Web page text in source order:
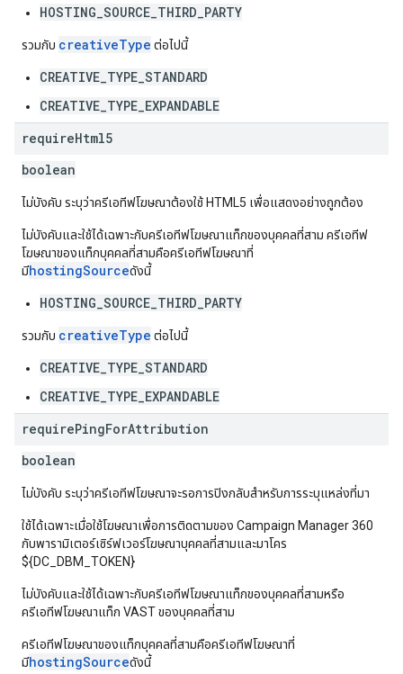
HOSTING_SOURCE_THIRD_PARTY
รวมกับ creativeType ต่อไปนี้
CREATIVE_TYPE_STANDARD
CREATIVE_TYPE_EXPANDABLE
requireHtml5
boolean
ไม่บังคับ ระบุว่าครีเอทีฟโฆษณาต้องใช้ HTML5 เพื่อแสดงอย่างถูกต้อง
ไม่บังคับและใช้ได้เฉพาะกับครีเอทีฟโฆษณาแท็กของบุคคลที่สาม ครีเอทีฟ
โฆษณาของแท็กบุคคลที่สามคือครีเอทีฟโฆษณาที่
มีhostingSourceดังนี้
HOSTING_SOURCE_THIRD_PARTY
รวมกับ creativeType ต่อไปนี้
CREATIVE_TYPE_STANDARD
CREATIVE_TYPE_EXPANDABLE
requirePingForAttribution
boolean
ไม่บังคับ ระบุว่าครีเอทีฟโฆษณาจะรอการปิงกลับสำหรับการระบุแหล่งที่มา
ใช้ได้เฉพาะเมื่อใช้โฆษณาเพื่อการติดตามของ Campaign Manager 360
กับพารามิเตอร์เซิร์ฟเวอร์โฆษณาบุคคลที่สามและมาโคร
${DC_DBM_TOKEN}
ไม่บังคับและใช้ได้เฉพาะกับครีเอทีฟโฆษณาแท็กของบุคคลที่สามหรือ
ครีเอทีฟโฆษณาแท็ก VAST ของบุคคลที่สาม
ครีเอทีฟโฆษณาของแท็กบุคคลที่สามคือครีเอทีฟโฆษณาที่
มีhostingSourceดังนี้